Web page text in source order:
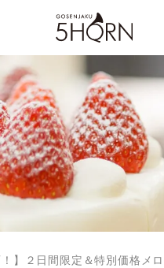
】２日間限定＆特別価格メ